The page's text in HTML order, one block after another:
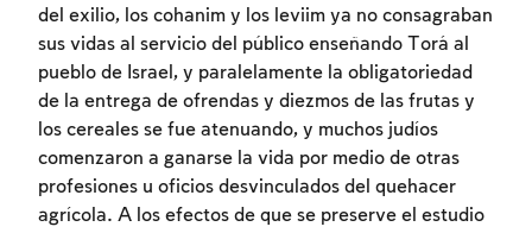
del exilio, los cohanim y los leviim ya no consagraban
sus vidas al servicio del público enseñando Torá al
pueblo de Israel, y paralelamente la obligatoriedad
de la entrega de ofrendas y diezmos de las frutas y
los cereales se fue atenuando, y muchos judíos
comenzaron a ganarse la vida por medio de otras
profesiones u oficios desvinculados del quehacer
agrícola. A los efectos de que se preserve el estudio